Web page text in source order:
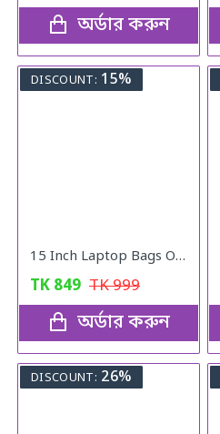
অর্ডার করুন
DISCOUNT: 15%
15 Inch Laptop Bags Office Documents Storage Bag Travel ( Blue )
TK 849 TK999
অর্ডার করুন
DISCOUNT: 26%